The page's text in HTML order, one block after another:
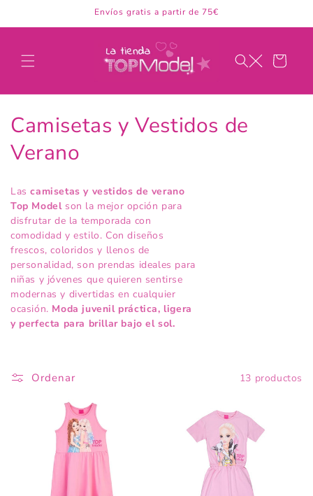
al contenido
Envíos gratis a partir de 75€
Carrito
C
o
l
e
c
c
i
ó
:
Camisetas y Vestidos de
Verano
Lascamisetas y vestidos de verano
Top Modelson la mejor opción para
disfrutar de la temporada con
comodidad y estilo. Con diseños
frescos, coloridos y llenos de
personalidad, son prendas ideales para
niñas y jóvenes que quieren sentirse
modernas y divertidas en cualquier
ocasión. Moda juvenil práctica, ligera
y perfecta para brillar bajo el sol.
Ordenar 13 productos